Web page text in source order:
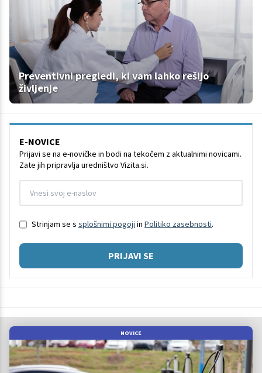
Preventivni pregledi, ki vam lahko rešijo
življenje
E-NOVICE
Prijavi se na e-novičke in bodi na tekočem z aktualnimi novicami.
Zate jih pripravlja uredništvo Vizita.si.
Strinjam se s splošnimi pogoji in Politiko zasebnosti.
PRIJAVI SE
NOVICE